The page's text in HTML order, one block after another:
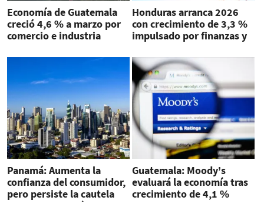
Economía de Guatemala
creció 4,6 % a marzo por
comercio e industria
Honduras arranca 2026
con crecimiento de 3,3 %
impulsado por finanzas y
Panamá: Aumenta la
confianza del consumidor,
pero persiste la cautela
hacia la economía
Guatemala: Moody’s
evaluará la economía tras
crecimiento de 4,1 %